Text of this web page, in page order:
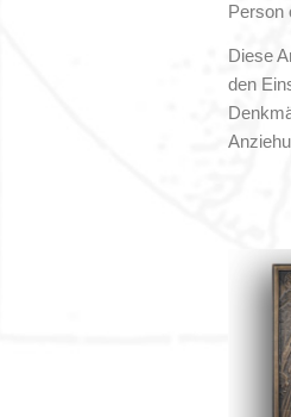
Person
Diese
den